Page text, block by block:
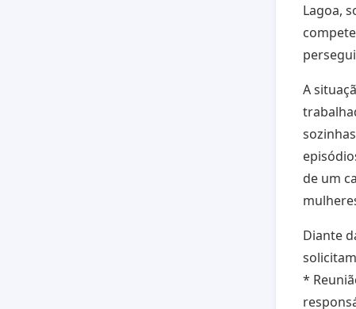
Lagoa,
A
de um
Diante
*